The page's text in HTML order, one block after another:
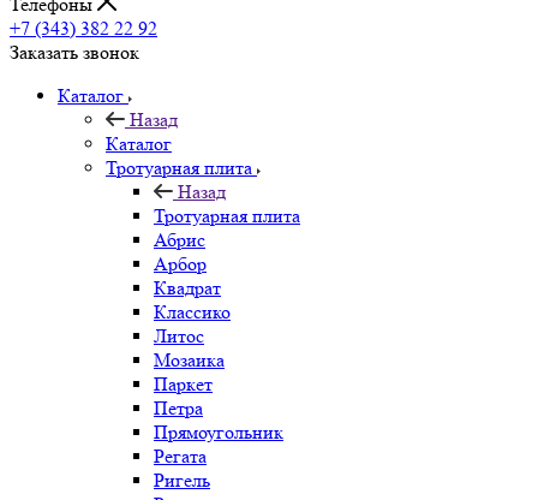
+7 (343) 382 22 92
Заказать звонок
Каталог
Назад
Каталог
Тротуарная плита
Назад
Тротуарная плита
Абрис
Арбор
Квадрат
Классико
Литос
Мозаика
Паркет
Петра
Прямоугольник
Регата
Ригель